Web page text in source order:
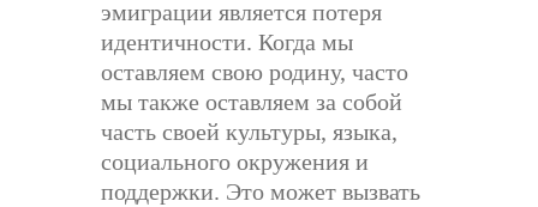
эмиграции является потеря
идентичности. Когда мы
оставляем свою родину, часто
мы также оставляем за собой
часть своей культуры, языка,
социального окружения и
поддержки. Это может вызвать